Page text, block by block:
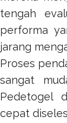
tengah
performa
jarang
Proses
sangat
Pedetogeldi
cepat